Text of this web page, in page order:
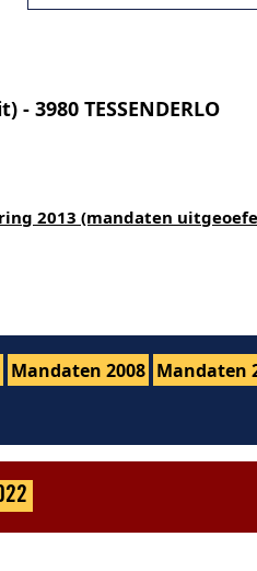
TESSENDERLO
2013 (mandaten
Mandaten 2008 Mandaten